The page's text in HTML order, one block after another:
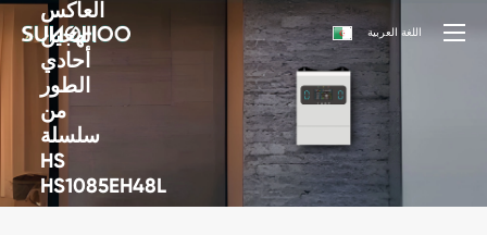
اللغة العربية
العاكس
الهجين
أحادي
الطور
من
سلسلة
HS
HS1085EH48L